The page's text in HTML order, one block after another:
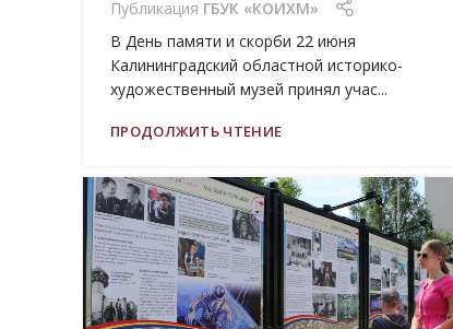
Публикация ГБУК «КОИХМ»
В День памяти и скорби 22 июня
Калининградский областной историко-
художественный музей принял учас...
ПРОДОЛЖИТЬ ЧТЕНИЕ
08
ИЮН